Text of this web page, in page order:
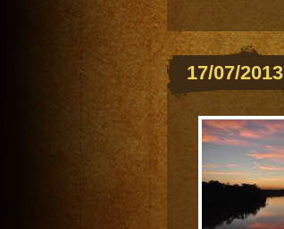
17/07/2013